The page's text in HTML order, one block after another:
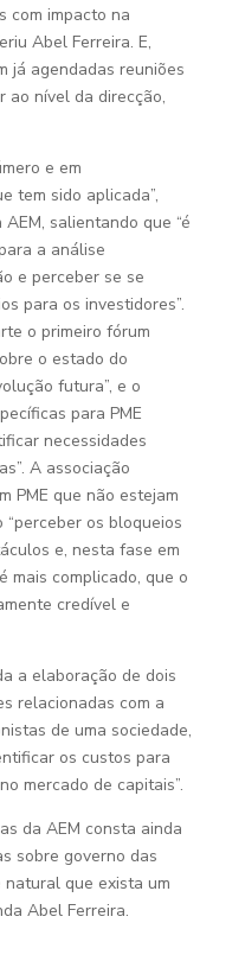
com impacto na
Abel Ferreira. E,
já agendadas reuniões
ao nível da direcção,
e em
tem sido aplicada”,
salientando que “é
a análise
e perceber se se
para os investidores”.
o primeiro fórum
o estado do
futura”, e o
para PME
necessidades
A associação
PME que não estejam
os bloqueios
e, nesta fase em
mais complicado, que o
credível e
a elaboração de dois
relacionadas com a
de uma sociedade,
os custos para
mercado de capitais”.
da AEM consta ainda
sobre governo das
natural que exista um
Abel Ferreira.